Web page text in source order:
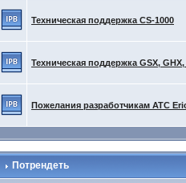
Техническая поддержка CS-1000
Техническая поддержка GSX,
Пожелания разработчикам АТС
Потрендеть